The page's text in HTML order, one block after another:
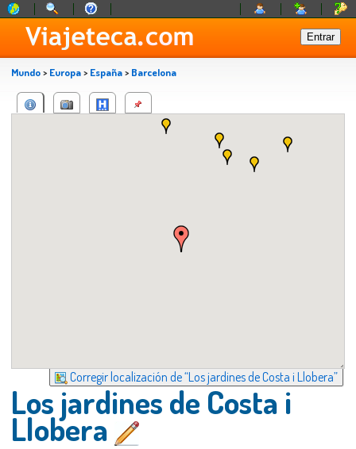
Mundo> Europa> España> Barcelona
Corregir localización de “Los jardines de Costa i Llobera”
Los jardines de Costa i
Llobera